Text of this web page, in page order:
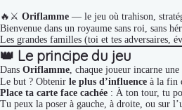
🔥⚔️ Oriflamme — le jeu où trahison,
Bienvenue dans un royaume sans roi, sans
Les grandes familles (toi et tes adversaires,
👑 Le principe du jeu
Dans Oriflamme, chaque joueur incarne une
Le but ? Obtenir le plus d’influence à la fin
Place ta carte face cachée : À ton tour, tu
Tu peux la poser à gauche, à droite, ou sur